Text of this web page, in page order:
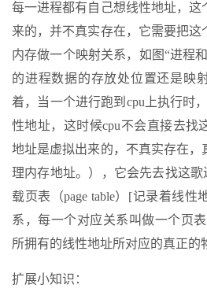
每一进程都有自己想线性地址，这
来的，并不真实存在，它需要把这
内存做一个映射关系，如图“进程
的进程数据的存放处位置还是映
着，当一个进行跑到cpu上执行时
性地址，这时候cpu不会直接去找
地址是虚拟出来的，不真实存在，
理内存地址。），它会先去找这歌
载页表（page table）[记录着线性
系，每一个对应关系叫做一个页
所拥有的线性地址所对应的真正的
扩展小知识：